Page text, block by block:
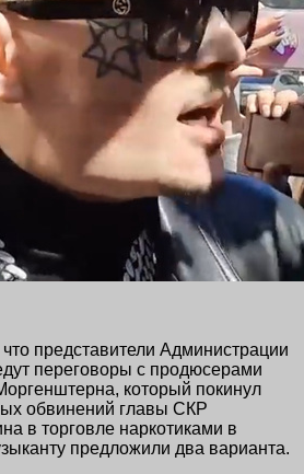
представители Администрации
переговоры с продюсерами
который покинул
обвинений главы СКР
в торговле наркотиками в
предложили два варианта.